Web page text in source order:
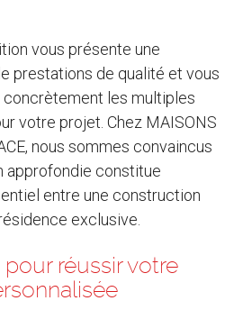
vous présente une
prestations de qualité et vous
les multiples
votre projet. Chez MAISONS
nous sommes convaincus
approfondie constitue
entre une construction
exclusive.
réussir votre